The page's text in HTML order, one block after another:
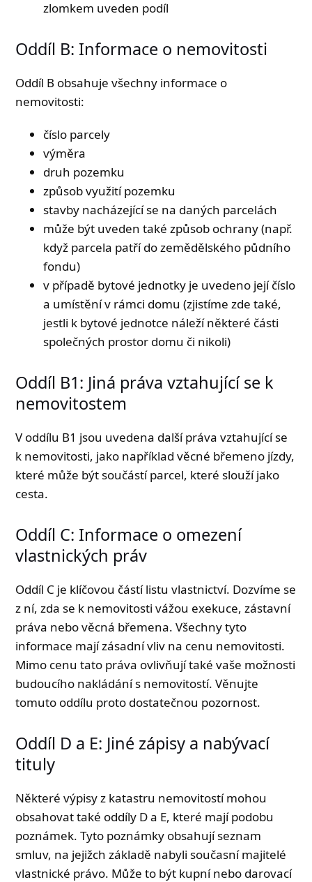
zlomkem uveden podíl
Oddíl B: Informace o nemovitosti
Oddíl B obsahuje všechny informace o
nemovitosti:
číslo parcely
výměra
druh pozemku
způsob využití pozemku
stavby nacházející se na daných parcelách
může být uveden také způsob ochrany (např.
když parcela patří do zemědělského půdního
fondu)
v případě bytové jednotky je uvedeno její číslo
a umístění v rámci domu (zjistíme zde také,
jestli k bytové jednotce náleží některé části
společných prostor domu či nikoli)
Oddíl B1: Jiná práva vztahující se k
nemovitostem
V oddílu B1 jsou uvedena další práva vztahující se
k nemovitosti, jako například věcné břemeno jízdy,
které může být součástí parcel, které slouží jako
cesta.
Oddíl C: Informace o omezení
vlastnických práv
Oddíl C je klíčovou částí listu vlastnictví. Dozvíme se
z ní, zda se k nemovitosti vážou exekuce, zástavní
práva nebo věcná břemena. Všechny tyto
informace mají zásadní vliv na cenu nemovitosti.
Mimo cenu tato práva ovlivňují také vaše možnosti
budoucího nakládání s nemovitostí. Věnujte
tomuto oddílu proto dostatečnou pozornost.
Oddíl D a E: Jiné zápisy a nabývací
tituly
Některé výpisy z katastru nemovitostí mohou
obsahovat také oddíly D a E, které mají podobu
poznámek. Tyto poznámky obsahují seznam
smluv, na jejižch základě nabyli současní majitelé
vlastnické právo. Může to být kupní nebo darovací